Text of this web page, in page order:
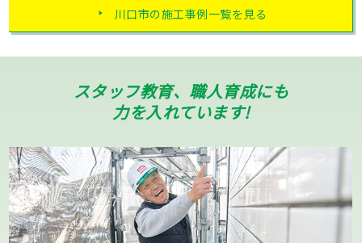
川口市の施工事例一覧を見る
スタッフ教育、職人育成にも
力を入れています!